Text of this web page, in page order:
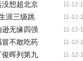
11-12-
想超北京
11-12-
涯三级跳
11-12-
无缘四强
11-12-
不敢吃药
11-12-
晖列第九